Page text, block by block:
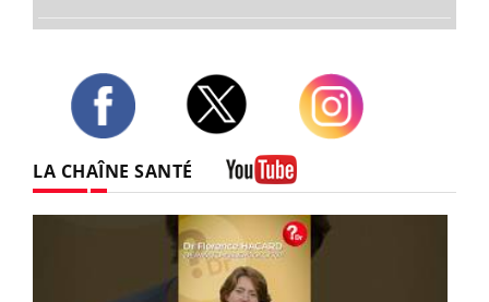
LA CHAÎNE SANTÉ